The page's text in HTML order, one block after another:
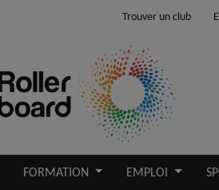
Trouver un club
FORMATION EMPLOI